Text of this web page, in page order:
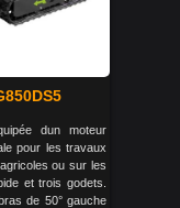
dun moteur
pour les travaux
ou sur les
et trois godets.
de 50° gauche